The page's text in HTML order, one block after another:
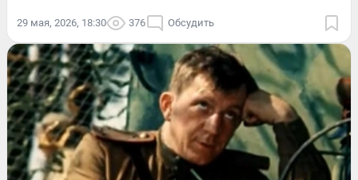
29 мая, 2026, 18:30 376 Обсудить